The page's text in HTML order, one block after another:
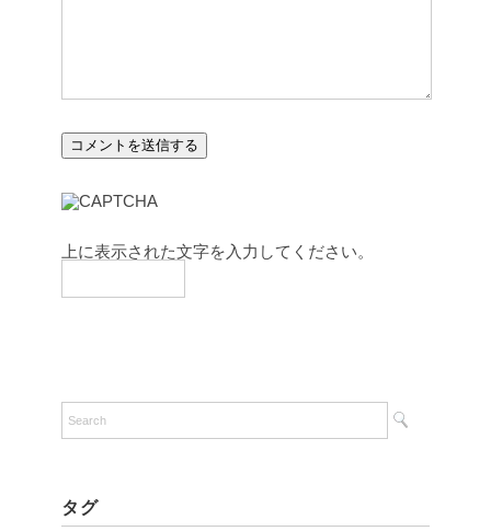
上に表示された文字を入力してください。
タグ